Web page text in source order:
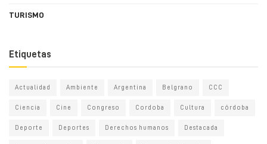
TURISMO
Etiquetas
Actualidad Ambiente Argentina Belgrano CCC
Ciencia Cine Congreso Cordoba Cultura córdoba
Deporte Deportes Derechos humanos Destacada